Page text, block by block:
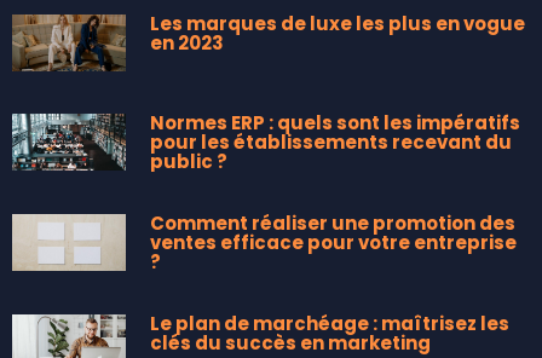
Les marques de luxe les plus en vogue
en 2023
Normes ERP : quels sont les impératifs
pour les établissements recevant du
public ?
Comment réaliser une promotion des
ventes efficace pour votre entreprise
?
Le plan de marchéage : maîtrisez les
clés du succès en marketing